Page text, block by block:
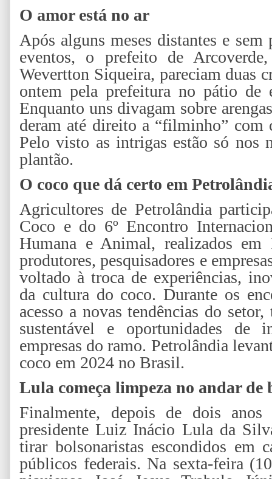
O amor está no ar
Após alguns meses distantes e sem
eventos, o prefeito de
Wevertton Siqueira, pareciam duas
ontem pela prefeitura no pátio de
Enquanto uns divagam sobre
deram até direito a “filminho” com
Pelo visto as intrigas estão só nos
plantão.
O coco que dá certo em
Agricultores de Petrolândia
Coco e do 6º Encontro
Humana e Animal, realizados em
produtores, pesquisadores e
voltado à troca de experiências,
da cultura do coco. Durante os
acesso a novas tendências do
sustentável e oportunidades de
empresas do ramo. Petrolândia
coco em 2024 no Brasil.
Lula começa limpeza no andar de
Finalmente, depois de dois
presidente Luiz Inácio Lula da
tirar bolsonaristas escondidos em
públicos federais. Na sexta-feira